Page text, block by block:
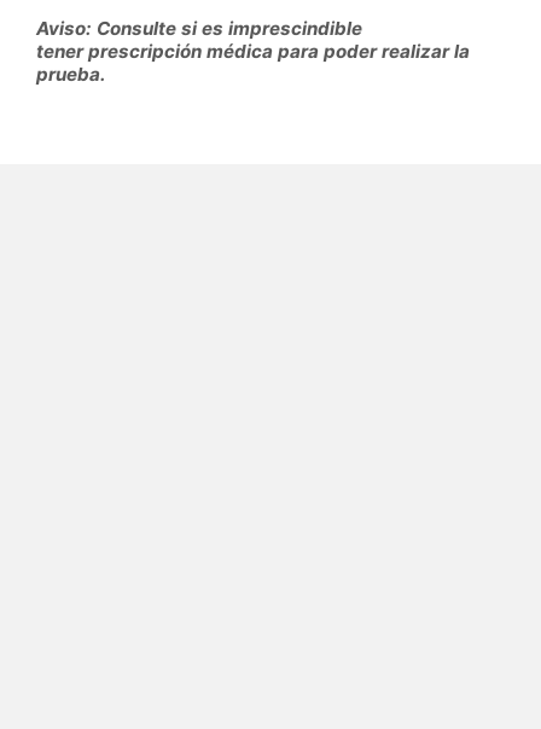
Aviso: Consulte si es imprescindible
tener prescripción médica para poder realizar la
prueba.